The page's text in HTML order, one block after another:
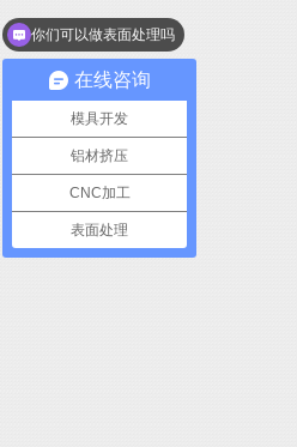
在线咨询
模具开发
铝材挤压
CNC加工
表面处理
你们可以做表面处理吗